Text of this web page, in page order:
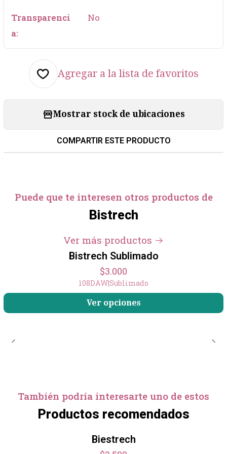
Transparenci
a:
No
Agregar a la lista de favoritos
Mostrar stock de ubicaciones
COMPARTIR ESTE PRODUCTO
Puede que te interesen otros productos de
Bistrech
Ver más productos
Bistrech Sublimado
$3.000
108DAW|Sublimado
Ver opciones
También podría interesarte uno de estos
Productos recomendados
Biestrech